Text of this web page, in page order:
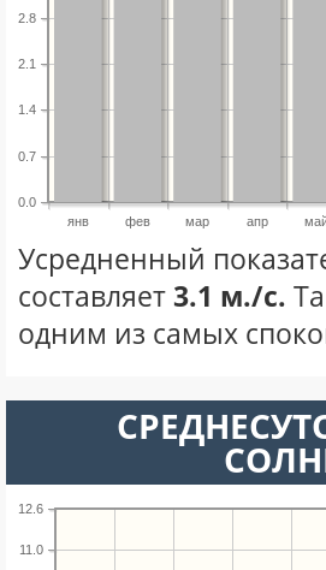
янв фев мар апр
0.0
0.7
1.4
2.1
2.8
Усредненный
составляет3.1 м./с.
одним из самых
11.0
12.6